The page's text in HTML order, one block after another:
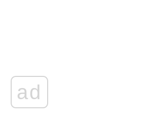
ad